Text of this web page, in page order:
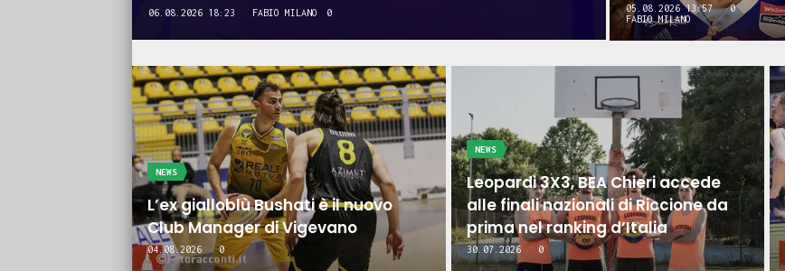
06.08.2026 18:23 FABIO MILANO 0 05.08.2026 13:57
0
FABIO MILANO
NEWS
L’ex gialloblù Bushati è il nuovo
Club Manager di Vigevano
04.08.2026 0
NEWS
Leopardi 3X3, BEA Chieri accede
alle finali nazionali di Riccione da
prima nel ranking d’Italia
30.07.2026 0